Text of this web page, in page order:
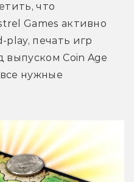
что
Games активно
печать игр
Coin Age
нужные